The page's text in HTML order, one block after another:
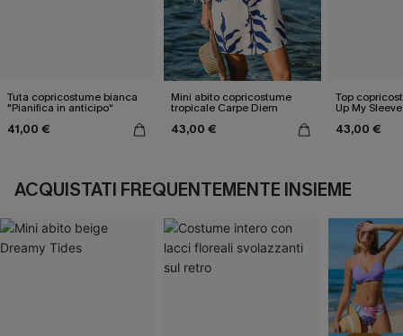
Tuta copricostume bianca
"Pianifica in anticipo"
41,00 €
Mini abito copricostume
tropicale Carpe Diem
43,00 €
Top
Up My Sleeve
43,00 €
ACQUISTATI FREQUENTEMENTE INSIEME